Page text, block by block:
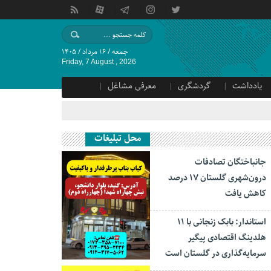
جمعه / ۱۶ مرداد / ۱۴۰۵
Friday, 7 August , 2026
یادداشت گردشگری معرفی مشاغل
جانباختگان تصادفات
درون‌شهری گلستان ۱۷ درصد
کاهش یافت
استاندار: بابک زنجانی با ۱۱
هلدینگ اقتصادی پیگیر
سرمایه‌گذاری در گلستان است
محل تبلیغات